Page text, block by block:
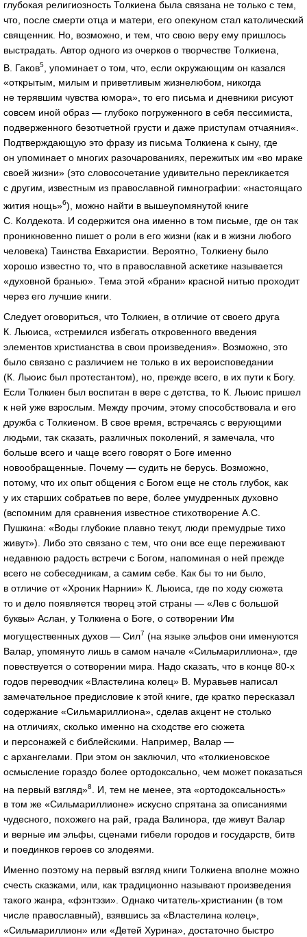
глубокая религиозность Толкиена была связана не только с тем,
что, после смерти отца и матери, его опекуном стал католический
священник. Но, возможно, и тем, что свою веру ему пришлось
выстрадать. Автор одного из очерков о творчестве Толкиена,
В. Гаков5
, упоминает о том, что, если окружающим он казался
«открытым, милым и приветливым жизнелюбом, никогда
не терявшим чувства юмора», то его письма и дневники рисуют
совсем иной образ — глубоко погруженного в себя пессимиста,
подверженного безотчетной грусти и даже приступам отчаяния«.
Подтверждающую это фразу из письма Толкиена к сыну, где
он упоминает о многих разочарованиях, пережитых им «во мраке
своей жизни» (это словосочетание удивительно перекликается
с другим, известным из православной гимнографии: «настоящаго
жития нощь»6), можно найти в вышеупомянутой книге
С. Колдекота. И содержится она именно в том письме, где он так
проникновенно пишет о роли в его жизни (как и в жизни любого
человека) Таинства Евхаристии. Вероятно, Толкиену было
хорошо известно то, что в православной аскетике называется
«духовной бранью». Тема этой «брани» красной нитью проходит
через его лучшие книги.
Следует оговориться, что Толкиен, в отличие от своего друга
К. Льюиса, «стремился избегать откровенного введения
элементов христианства в свои произведения». Возможно, это
было связано с различием не только в их вероисповедании
(К. Льюис был протестантом), но, прежде всего, в их пути к Богу.
Если Толкиен был воспитан в вере с детства, то К. Льюис пришел
к ней уже взрослым. Между прочим, этому способствовала и его
дружба с Толкиеном. В свое время, встречаясь с верующими
людьми, так сказать, различных поколений, я замечала, что
больше всего и чаще всего говорят о Боге именно
новообращенные. Почему — судить не берусь. Возможно,
потому, что их опыт общения с Богом еще не столь глубок, как
у их старших собратьев по вере, более умудренных духовно
(вспомним для сравнения известное стихотворение А.С.
Пушкина: «Воды глубокие плавно текут, люди премудрые тихо
живут»). Либо это связано с тем, что они все еще переживают
недавнюю радость встречи с Богом, напоминая о ней прежде
всего не собеседникам, а самим себе. Как бы то ни было,
в отличие от «Хроник Нарнии» К. Льюиса, где по ходу сюжета
то и дело появляется творец этой страны — «Лев с большой
буквы» Аслан, у Толкиена о Боге, о сотворении Им
могущественных духов — Сил7 (на языке эльфов они именуются
Валар, упомянуто лишь в самом начале «Сильмариллиона», где
повествуется о сотворении мира. Надо сказать, что в конце 80-х
годов переводчик «Властелина колец» В. Муравьев написал
замечательное предисловие к этой книге, где кратко пересказал
содержание «Сильмариллиона», сделав акцент не столько
на отличиях, сколько именно на сходстве его сюжета
и персонажей с библейскими. Например, Валар —
с архангелами. При этом он заключил, что «толкиеновское
осмысление гораздо более ортодоксально, чем может показаться
на первый взгляд»8
. И, тем не менее, эта «ортодоксальность»
в том же «Сильмариллионе» искусно спрятана за описаниями
чудесного, похожего на рай, града Валинора, где живут Валар
и верные им эльфы, сценами гибели городов и государств, битв
и поединков героев со злодеями.
Именно поэтому на первый взгляд книги Толкиена вполне можно
счесть сказками, или, как традиционно называют произведения
такого жанра, «фэнтэзи». Однако читатель-христианин (в том
числе православный), взявшись за «Властелина колец»,
«Сильмариллион» или «Детей Хурина», достаточно быстро